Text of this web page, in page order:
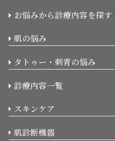
お悩みから診療内容を探す
肌の悩み
タトゥー・刺青の悩み
診療内容一覧
スキンケア
肌診断機器